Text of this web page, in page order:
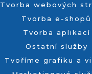
Tvorba webových
Tvorba e-shopů
Tvorba aplikací
Ostatní služby
Tvoříme grafiku a